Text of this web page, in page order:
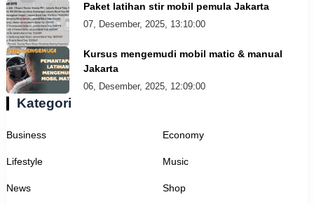
Paket latihan stir mobil pemula Jakarta
07, Desember, 2025, 13:10:00
Kursus mengemudi mobil matic & manual
Jakarta
06, Desember, 2025, 12:09:00
Kategori
Business Economy
Lifestyle Music
News Shop